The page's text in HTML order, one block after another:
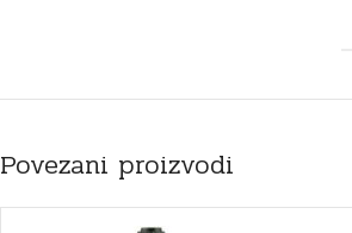
Povezani proizvodi